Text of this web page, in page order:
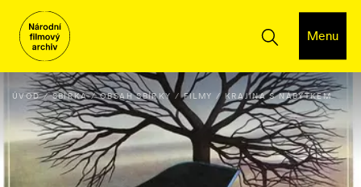
Menu
ÚVOD SBÍRKA OBSAH SBÍRKY FILMY KRAJINA S NÁBYTKEM